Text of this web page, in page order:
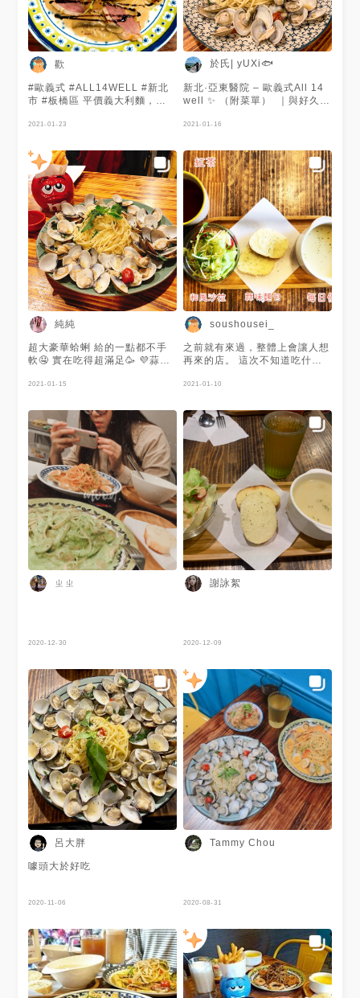
歡
#歐義式 #ALL14WELL #新北
市 #板橋區 平價義大利麵，料
加油，桌子都黏黏濕濕的
2021-01-23
於氏| yUXi🐟
新北·亞東醫院 – 歐義式All 14
well ✨​ （附菜單）​ ​ ｜與好久不
一間網路上不錯好評的爆炸蛤蜊
的願望(咦，滿喜歡店裡面的裝
潢的，有一種很溫馨美式風格的
感覺(*¯︶¯*)紅磚牆上還有一些
戰神球衣、特色車牌來裝飾，想
必老闆很喜歡也很關注車子跟打
籃球？｜​ ​ #於氏走跳到台北​ ​
（以下皆加點 套餐B）​ - 套餐
B（香蒜軟法/今日濃湯(剛好是
我愛的玉米濃湯) /沙拉(和風跟
胡蔴可選1，凱薩醬則要加$10)/
紅茶青茶可選1 ）$69​ 香蒜軟法
配上玉米濃湯真的是算絕配呢！
沾著吃還是配著吃都很讚！個人
覺得選這個組合超划算的，這樣
才$69，雖然品質普通但整組吃
起來CP值頗高~​湯還不錯喝但端
上來好像就是溫溫的而已，不是
鮮的蒜香還沒有到很明顯，但整
半斤八兩爆炸白酒蛤蜊麵 $239​
蛤蜊真的不少！有吃到爆炸蛤蜊
的感覺，還有幾顆小番茄做點
綴，但麵的本體與調味可以，不
過並不會有特別驚艷的感覺，但
麵量頗足夠的，整盤吃下來會有
飽足感。​ ​ - 泰式酸辣奶油炙燒
雞腿排麵 $219​ 這道吃起來的味
道尚可，奶油的味道混合泰式酸
辣意外還行，奶味比較重，雞腿
的炙燒上面也不會有烤太硬的疑
慮，整盤吃起來也是絕對會飽的​
，但吃久了有可能會膩 ​ ​ ​ 🏠 —
220新北市板橋區南雅南路二段
106號（亞東醫院1號出口）​ ☎️
2021-01-16
純純
超大豪華蛤蜊 給的一點都不手
軟🤤 實在吃得超滿足🥳 💜蒜味
2021-01-15
soushousei_
之前就有來過，整體上會讓人想
再來的店。 這次不知道吃什麼
個人覺得肉醬稍稀，上面沙拉的
可以我會點其他口味～
2021-01-10
ㄓㄓ
2020-12-30
謝詠絮
2020-12-09
呂大胖
噱頭大於好吃
2020-11-06
Tammy Chou
2020-08-31